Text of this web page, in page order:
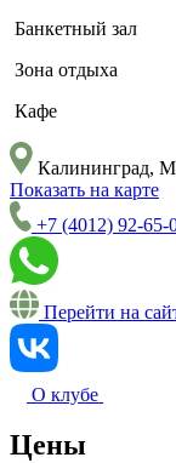
Банкетный зал
Зона отдыха
Кафе
Калининград,
Показать на карте
+7 (4012) 92-65-
Перейти на
О клубе
Цены